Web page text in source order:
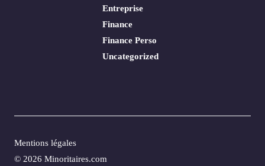
Entreprise
Finance
Finance Perso
Uncategorized
© 2026 Minoritaires.com
Mentions légales